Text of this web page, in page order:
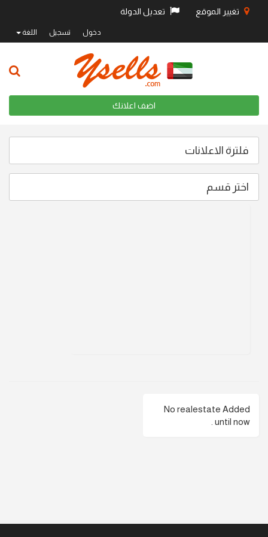
تغيير الموقع تعديل الدولة
دخول تسجيل اللغة
اضف اعلانك
فلترة الاعلانات
اختر قسم
No realestate Added
until now .